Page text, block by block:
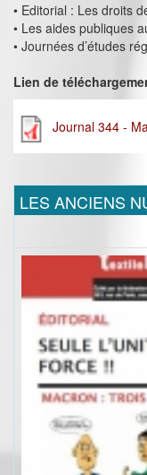
• Editorial : Les droits
• Les aides publiques
• Journées d’études
Lien de
Journal 344 -
LES ANCIENS